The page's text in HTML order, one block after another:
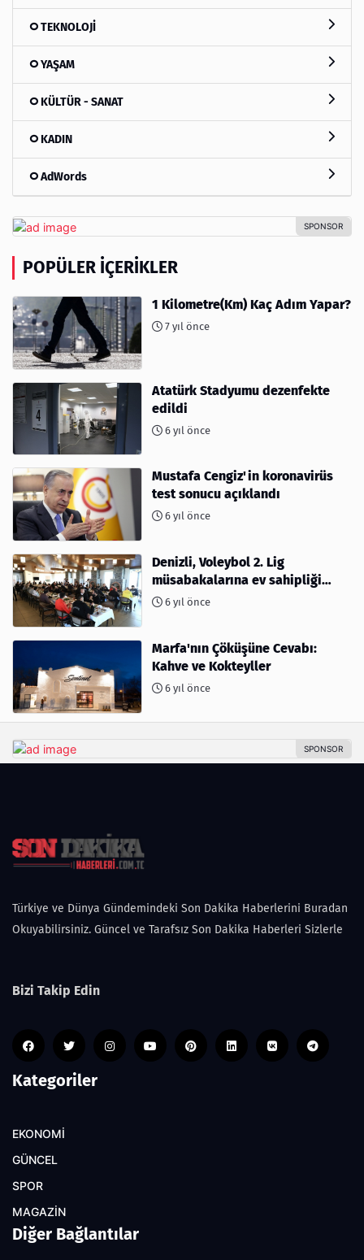
TEKNOLOJİ
YAŞAM
KÜLTÜR - SANAT
KADIN
AdWords
POPÜLER İÇERIKLER
1 Kilometre(Km) Kaç Adım Yapar?
7 yıl önce
Atatürk Stadyumu dezenfekte
edildi
6 yıl önce
Mustafa Cengiz'in koronavirüs
test sonucu açıklandı
6 yıl önce
Denizli, Voleybol 2. Lig
müsabakalarına ev sahipliği
yapıyor
6 yıl önce
Marfa'nın Çöküşüne Cevabı:
Kahve ve Kokteyller
6 yıl önce
Türkiye ve Dünya Gündemindeki Son Dakika Haberlerini Buradan
Okuyabilirsiniz. Güncel ve Tarafsız Son Dakika Haberleri Sizlerle
Bizi Takip Edin
Kategoriler
EKONOMİ
GÜNCEL
SPOR
MAGAZİN
Diğer Bağlantılar